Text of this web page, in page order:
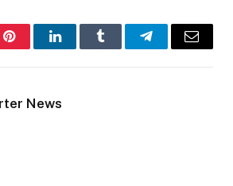
PinterestLinkedInTumblr TelegramEmail
News